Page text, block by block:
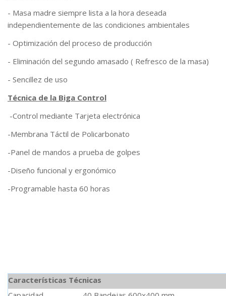
- Masa madre siempre lista a la hora deseada
independientemente de las condiciones ambientales
- Optimización del proceso de producción
- Eliminación del segundo amasado ( Refresco de la masa)
- Sencillez de uso
Técnica de la Biga Control
-Control mediante Tarjeta electrónica
-Membrana Táctil de Policarbonato
-Panel de mandos a prueba de golpes
-Diseño funcional y ergonómico
-Programable hasta 60 horas
Características Técnicas